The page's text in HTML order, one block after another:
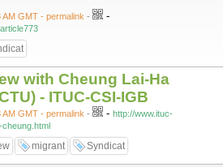
GMT - permalink - -
with Cheung Lai-Ha
- ITUC-CSI-IGB
GMT - permalink - - http://www.ituc-
migrant Syndicat